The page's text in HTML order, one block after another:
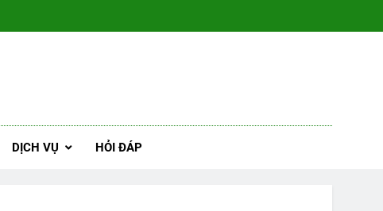
DỊCH VỤ HỎI ĐÁP